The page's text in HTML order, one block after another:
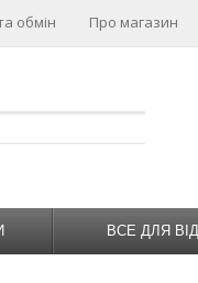
обмін Про магазин
ВСЕ ДЛЯ